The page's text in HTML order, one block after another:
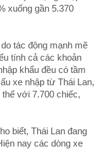
xuống gần 5.370
tác động mạnh mẽ
tính cả các khoản
khẩu đều có tầm
xe nhập từ Thái Lan,
với 7.700 chiếc,
biết, Thái Lan đang
nay các dòng xe